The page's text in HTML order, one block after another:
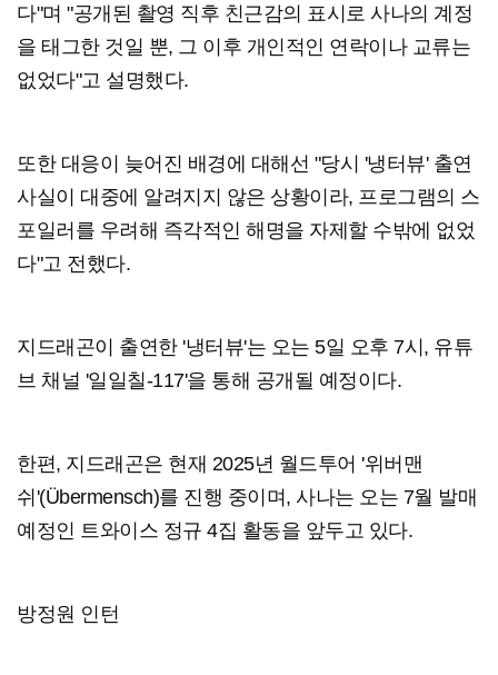
다"며 "공개된 촬영 직후 친근감의 표시로 사나의 계정
을 태그한 것일 뿐, 그 이후 개인적인 연락이나 교류는
없었다"고 설명했다.
또한 대응이 늦어진 배경에 대해선 "당시 '냉터뷰' 출연
사실이 대중에 알려지지 않은 상황이라, 프로그램의 스
포일러를 우려해 즉각적인 해명을 자제할 수밖에 없었
다"고 전했다.
지드래곤이 출연한 '냉터뷰'는 오는 5일 오후 7시, 유튜
브 채널 '일일칠-117'을 통해 공개될 예정이다.
한편, 지드래곤은 현재 2025년 월드투어 '위버맨
쉬'(Übermensch)를 진행 중이며, 사나는 오는 7월 발매
예정인 트와이스 정규 4집 활동을 앞두고 있다.
방정원 인턴